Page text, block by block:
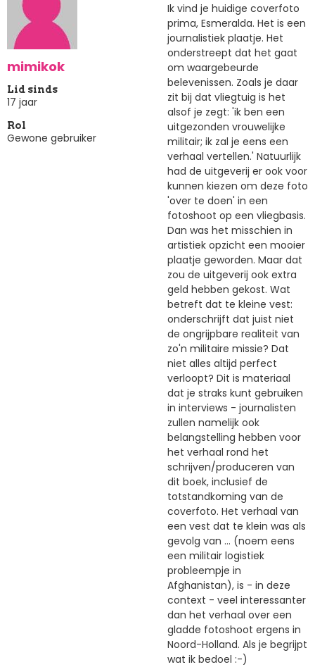
mimikok
Lid sinds
17 jaar
Rol
Gewone gebruiker
Ik vind je huidige coverfoto
prima, Esmeralda. Het is een
journalistiek plaatje. Het
onderstreept dat het gaat
om waargebeurde
belevenissen. Zoals je daar
zit bij dat vliegtuig is het
alsof je zegt: 'ik ben een
uitgezonden vrouwelijke
militair; ik zal je eens een
verhaal vertellen.' Natuurlijk
had de uitgeverij er ook voor
kunnen kiezen om deze foto
'over te doen' in een
fotoshoot op een vliegbasis.
Dan was het misschien in
artistiek opzicht een mooier
plaatje geworden. Maar dat
zou de uitgeverij ook extra
geld hebben gekost. Wat
betreft dat te kleine vest:
onderschrijft dat juist niet
de ongrijpbare realiteit van
zo'n militaire missie? Dat
niet alles altijd perfect
verloopt? Dit is materiaal
dat je straks kunt gebruiken
in interviews - journalisten
zullen namelijk ook
belangstelling hebben voor
het verhaal rond het
schrijven/produceren van
dit boek, inclusief de
totstandkoming van de
coverfoto. Het verhaal van
een vest dat te klein was als
gevolg van ... (noem eens
een militair logistiek
probleempje in
Afghanistan), is - in deze
context - veel interessanter
dan het verhaal over een
gladde fotoshoot ergens in
Noord-Holland. Als je begrijpt
wat ik bedoel :-)